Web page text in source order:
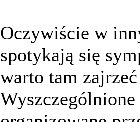
Oczywiście w
spotykają się
warto tam